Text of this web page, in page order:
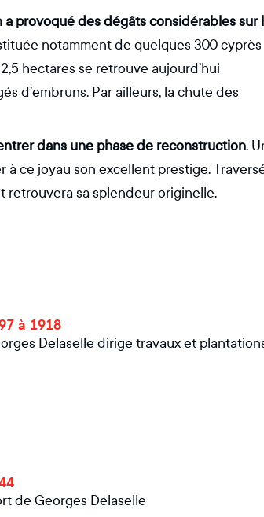
a provoqué des dégâts considérables sur
notamment de quelques 300 cyprès
hectares se retrouve aujourd’hui
d’embruns. Par ailleurs, la chute des
dans une phase de reconstruction.
ce joyau son excellent prestige.
retrouvera sa splendeur originelle.
à 1918
Delaselle dirige travaux et
de Georges Delaselle